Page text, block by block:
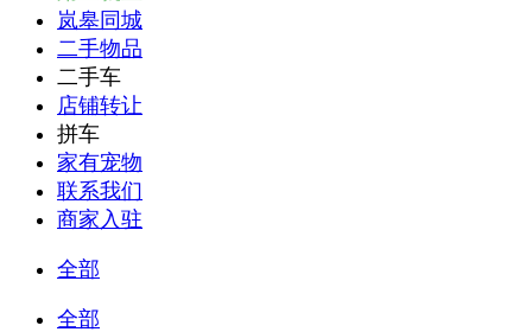
岚皋同城
二手物品
二手车
店铺转让
拼车
家有宠物
联系我们
商家入驻
全部
全部